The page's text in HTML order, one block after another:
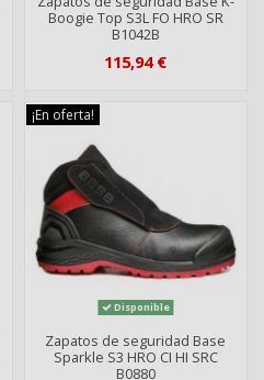
Boogie Top S3L FO HRO SR
B1042B
115,94 €
¡En oferta!
Disponible
Zapatos de seguridad Base
Sparkle S3 HRO CI HI SRC
B0880